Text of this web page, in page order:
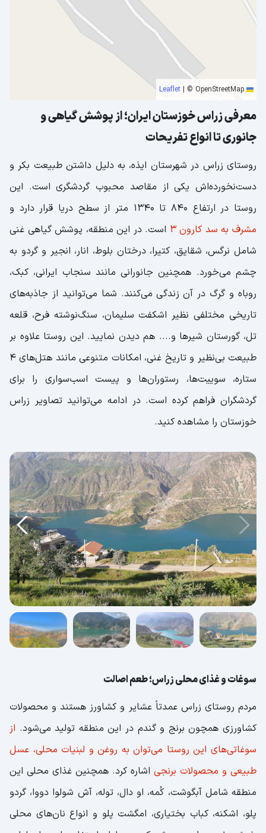
| © OpenStreetMap
معرفی زراس خوزستان ایران؛ از پوشش گیاهی و
جانوری تا انواع تفریحات
روستای زراس در شهرستان ایذه، به دلیل داشتن طبیعت بکر و
دست‌نخورده‌اش یکی از مقاصد محبوب گردشگری است. این
روستا در ارتفاع 840 تا 1340 متر از سطح دریا قرار دارد و
مشرف به سد کارون 3
است. در این منطقه، پوشش گیاهی غنی
شامل نرگس، شقایق، کتیرا، درختان بلوط، انار، انجیر و گردو به
چشم می‌خورد. همچنین جانورانی مانند سنجاب ایرانی، کبک،
روباه و گرگ در آن زندگی می‌کنند. شما می‌توانید از جاذبه‌های
تاریخی مختلفی نظیر اشکفت سلیمان، سنگ‌نوشته فرح، قلعه
تل، گورستان شیرها و.... هم دیدن نمایید. این روستا علاوه بر
طبیعت بی‌نظیر و تاریخ غنی، امکانات متنوعی مانند هتل‌های 4
ستاره، سوییت‌ها، رستوران‌ها و پیست اسب‌سواری را برای
گردشگران فراهم کرده است. در ادامه می‌توانید تصاویر زراس
خوزستان را مشاهده کنید.
سوغات و غذای محلی زراس؛ طعم اصالت
مردم روستای زراس عمدتاً عشایر و کشاورز هستند و محصولات
کشاورزی همچون برنج و گندم در این منطقه تولید می‌شود. از
سوغاتی‌های این روستا می‌توان به روغن و لبنیات محلی، عسل
طبیعی و محصولات برنجی اشاره کرد. همچنین غذای محلی این
منطقه شامل آبگوشت، کُمه، او دال، توله، آش شولوا دووا، گردو
پلو، اشکنه، کباب بختیاری، امگشت پلو و انواع نان‌های محلی